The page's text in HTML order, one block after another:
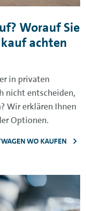
Worauf Sie
achten
in privaten
nicht entscheiden,
Wir erklären Ihnen
Optionen.
WO KAUFEN